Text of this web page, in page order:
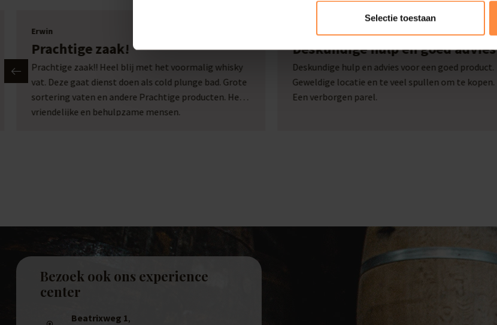
Selectie toestaan
Erwin
Prachtige zaak!
Prachtige zaak!! Heel blij met het voormalig whisky
vat. Deze gaat dienst doen als cold plunge bad. Grote
sortering vaten en andere Prachtige producten. Heel
vriendelijke en behulpzame mensen.
Marcel Beckers
Deskundige hulp en goed advies
Deskundige hulp en advies voor een goed product.
Geweldige locatie en te veel spullen om te kopen.
Een verborgen parel.
Bezoek ook ons experience
center
Beatrixweg 1,